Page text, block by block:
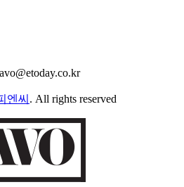
엔씨 . All rights reserved